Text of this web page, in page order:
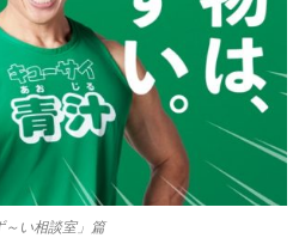
～い相談室」篇